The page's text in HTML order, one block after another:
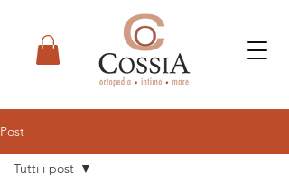
Post
Tutti i post